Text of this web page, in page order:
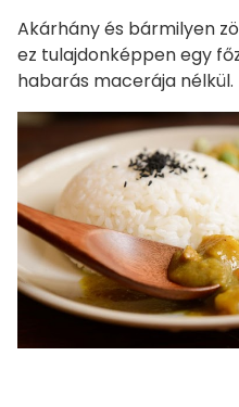
Akárhány és bármilyen
ez tulajdonképpen egy
habarás macerája nélkül.